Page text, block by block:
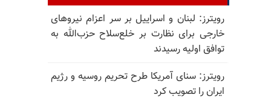
رویترز: لبنان و اسراییل بر سر اعزام نیروهای
خارجی برای نظارت بر خلع‌سلاح حزب‌الله به
توافق اولیه رسیدند
رویترز: سنای آمریکا طرح تحریم روسیه و رژیم
ایران را تصویب کرد